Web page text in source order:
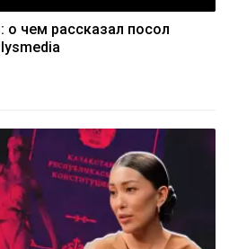
о чем рассказал посол